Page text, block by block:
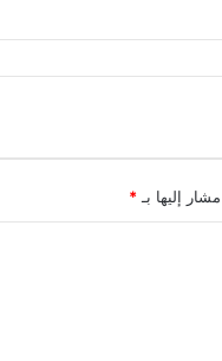
إليها بـ *